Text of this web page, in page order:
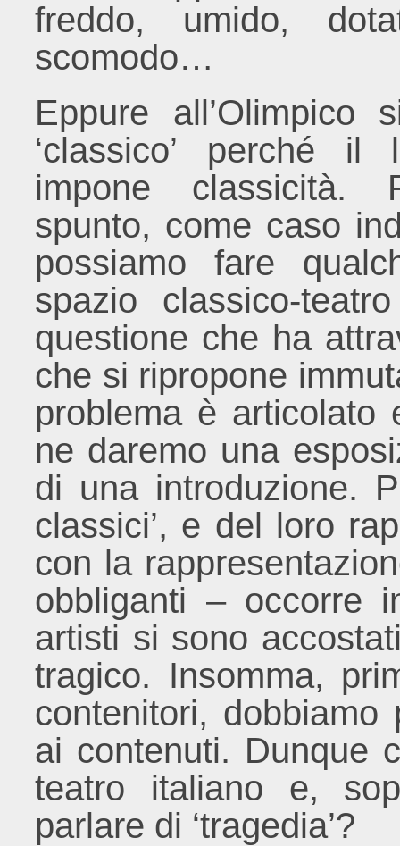
freddo, umido,
scomodo…
Eppure
‘classico’ perché
impone classicità.
spunto, come caso
possiamo fare
spazio classico-
questione che ha
che si ripropone
problema è
ne daremo una
di una introduzione.
classici’, e del loro
con la
obbliganti – occorre
artisti si sono
tragico. Insomma,
contenitori,
ai contenuti. Dunque
teatro italiano e,
parlare di ‘tragedia’?